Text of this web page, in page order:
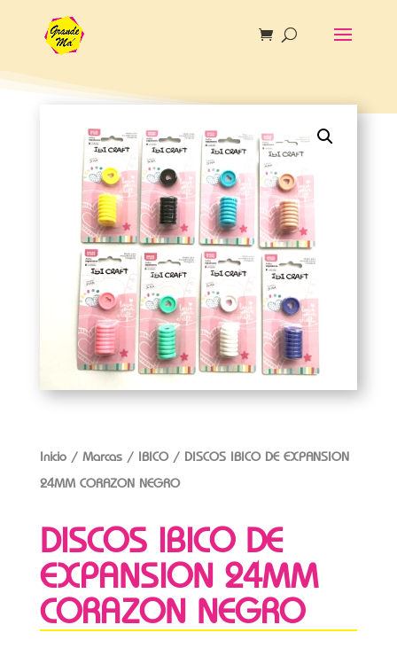
Inicio/ Marcas/ IBICO/ DISCOS IBICO DE EXPANSION
24MM CORAZON NEGRO
DISCOS IBICO DE
EXPANSION 24MM
CORAZON NEGRO